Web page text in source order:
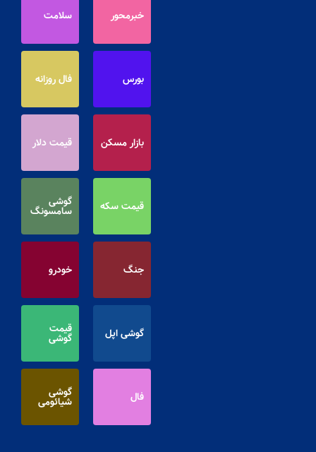
خبرمحور سلامت
بورس فال روزانه
بازار مسکن قیمت دلار
قیمت سکه گوشی
سامسونگ
جنگ خودرو
گوشی اپل قیمت
گوشی
فال گوشی
شیائومی